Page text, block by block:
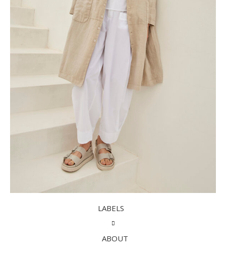
LABELS
ABOUT